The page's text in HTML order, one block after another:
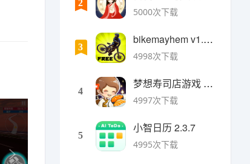
2
5000次下载
3
bikemayhem v1.6.2安卓版
4998次下载
4
梦想寿司店游戏 v4.14.1安卓版
4997次下载
5
小智日历 2.3.7
4995次下载